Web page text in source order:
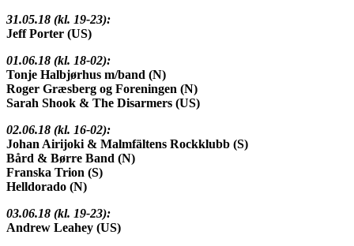
31.05.18 (kl. 19-23):
Jeff Porter (US)
01.06.18 (kl. 18-02):
Tonje Halbjørhus m/band (N)
Roger Græsberg og Foreningen (N)
Sarah Shook & The Disarmers (US)
02.06.18 (kl. 16-02):
Johan Airijoki & Malmfältens Rockklubb (S)
Bård & Børre Band (N)
Franska Trion (S)
Helldorado (N)
03.06.18 (kl. 19-23):
Andrew Leahey (US)